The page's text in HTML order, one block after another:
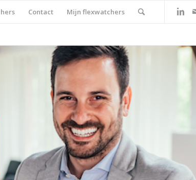
Contact Mijn flexwatchers